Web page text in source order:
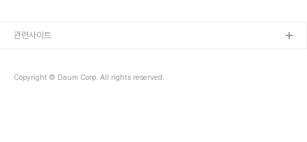
해야만 한다는 것으로 귀결된다는 것에 있습니다. 무슨 말이냐면 줄 세
Copyright © Daum Corp. All rights reserved.
관련사이트